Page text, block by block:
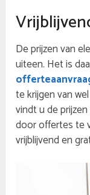
De prijzen van
uiteen. Het is
te krijgen van
vindt u de
door offertes te
vrijblijvend en